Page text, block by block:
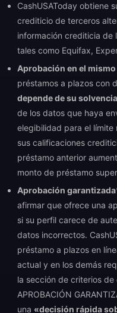
CashUSAToday obtiene
crediticio de terceros
información crediticia de
tales como Equifax,
Aprobación en el
préstamos a plazos con
depende de su
de los datos que haya
elegibilidad para el límite
sus calificaciones
préstamo anterior
monto de préstamo
Aprobación
afirmar que ofrece una
si su perfil carece de
datos incorrectos.
préstamo a plazos en
actual y en los demás
la sección de criterios
APROBACIÓN
una «decisión rápida